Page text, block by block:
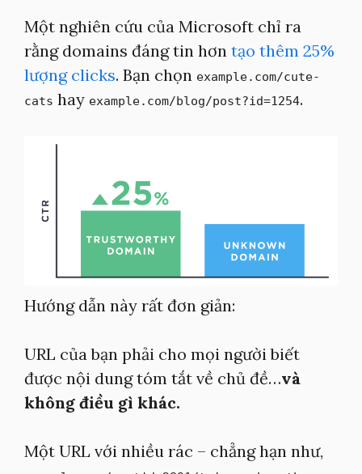
Một nghiên cứu của Microsoft chỉ ra
rằng domains đáng tin hơn tạo thêm 25%
lượng clicks. Bạn chọn example.com/cute-
cats hay example.com/blog/post?id=1254.
Hướng dẫn này rất đơn giản:
URL của bạn phải cho mọi người biết
được nội dung tóm tắt về chủ đề…và
không điều gì khác.
Một URL với nhiều rác – chẳng hạn như,